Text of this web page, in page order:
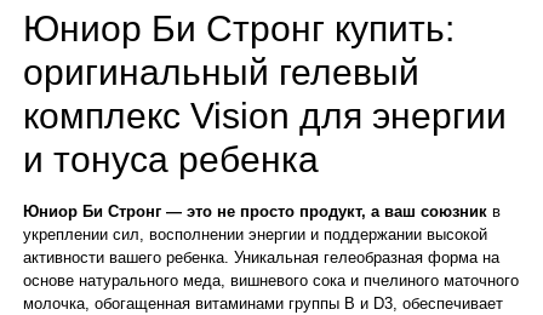
Юниор Би Стронг купить:
оригинальный гелевый
комплекс Vision для энергии
и тонуса ребенка
Юниор Би Стронг — это не просто продукт, а ваш союзник в
укреплении сил, восполнении энергии и поддержании высокой
активности вашего ребенка. Уникальная гелеобразная форма на
основе натурального меда, вишневого сока и пчелиного маточного
молочка, обогащенная витаминами группы B и D3, обеспечивает